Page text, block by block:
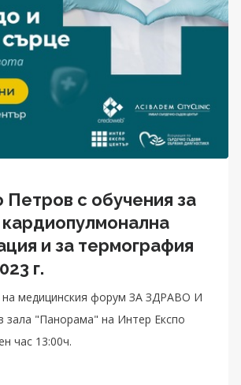
с обучения за
и за термография
г.
на медицинския форум ЗА ЗДРАВО И
"Панорама" на Интер Експо
час 13:00ч.